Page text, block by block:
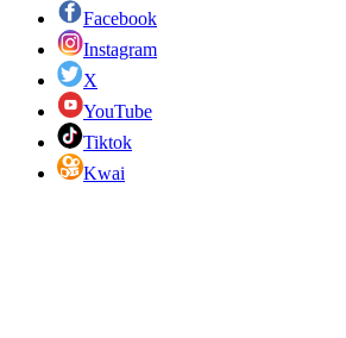
Facebook
Instagram
X
YouTube
Tiktok
Kwai